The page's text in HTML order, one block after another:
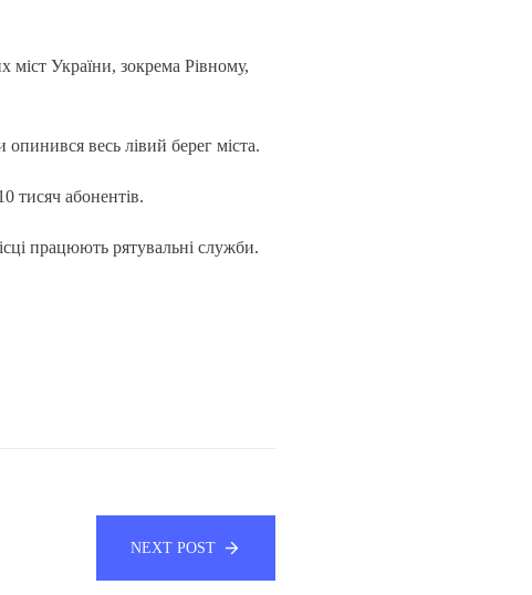
міст України, зокрема Рівному,
опинився весь лівий берег міста.
тисяч абонентів.
працюють рятувальні служби.
NEXT POST